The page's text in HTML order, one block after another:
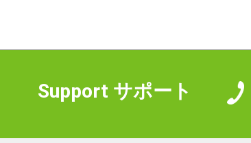
Support サポート